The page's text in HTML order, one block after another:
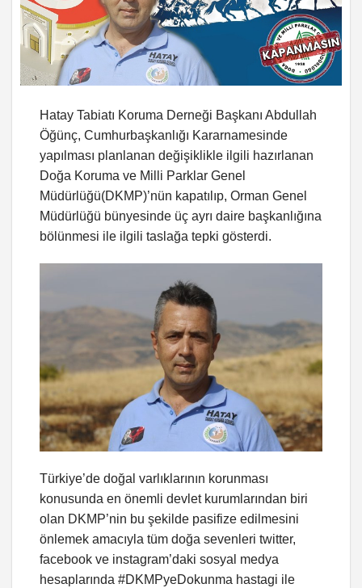
Hatay Tabiatı Koruma Derneği Başkanı Abdullah
Öğünç, Cumhurbaşkanlığı Kararnamesinde
yapılması planlanan değişiklikle ilgili hazırlanan
Doğa Koruma ve Milli Parklar Genel
Müdürlüğü(DKMP)’nün kapatılıp, Orman Genel
Müdürlüğü bünyesinde üç ayrı daire başkanlığına
bölünmesi ile ilgili taslağa tepki gösterdi.
Türkiye’de doğal varlıklarının korunması
konusunda en önemli devlet kurumlarından biri
olan DKMP’nin bu şekilde pasifize edilmesini
önlemek amacıyla tüm doğa sevenleri twitter,
facebook ve instagram’daki sosyal medya
hesaplarında #DKMPyeDokunma hastagi ile